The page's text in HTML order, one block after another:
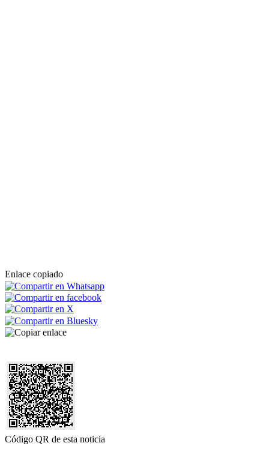
Enlace copiado
Código QR de esta noticia